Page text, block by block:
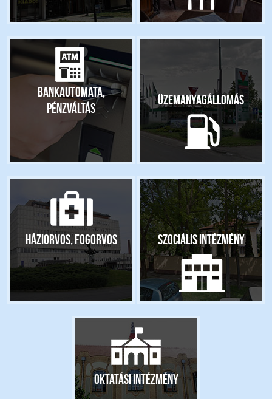
Bankautomata,
pénzváltás
Üzemanyagállomás
Háziorvos, fogorvos Szociális intézmény
Oktatási intézmény